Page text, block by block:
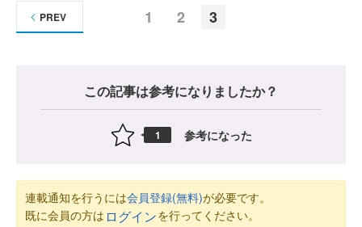
1 2 3
PREV
この記事は参考になりましたか？
1 参考になった
連載通知を行うには会員登録(無料)が必要です。
既に会員の方は ログインを行ってください。